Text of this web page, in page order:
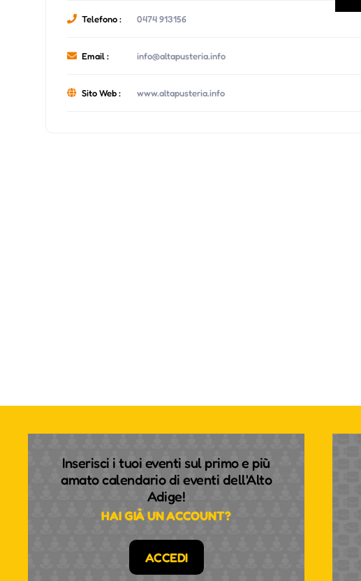
Telefono : 0474 913156
Email : info@altapusteria.info
Sito Web : www.altapusteria.info
Inserisci i tuoi eventi sul primo e più
amato calendario di eventi dell'Alto
Adige!
HAI GIÀ UN ACCOUNT?
ACCEDI